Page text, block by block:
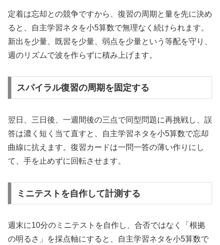
定着は忘却との競争ですから、復習の周期と量を先に決め
ると、自主学習ネタを小5算数で無理なく続けられます。
新出を少量、既習を少量、弱点を少量という等配を守り、
週のリズムで波を作らずに積み上げます。
スパイラル復習の周期を固定する
翌日、三日後、一週間後の三点で同型問題に再挑戦し、誤
答は濃く短く当て直すと、自主学習ネタを小5算数で忘却
曲線に抗えます。復習カードは一問一答の薄い作りにし
て、手を止めずに回転させます。
ミニテストを自作して計測する
週末に10分のミニテストを自作し、合否ではなく「根拠
の明るさ」を採点軸にすると、自主学習ネタを小5算数で